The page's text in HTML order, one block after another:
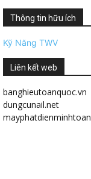
Thông tin hữu ích
Kỹ Năng TWV
Liên kết web
banghieutoanquoc.vn
dungcunail.net